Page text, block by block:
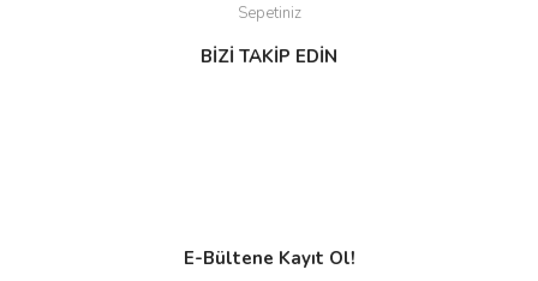
Sepetiniz
BİZİ TAKİP EDİN
E-Bültene Kayıt Ol!